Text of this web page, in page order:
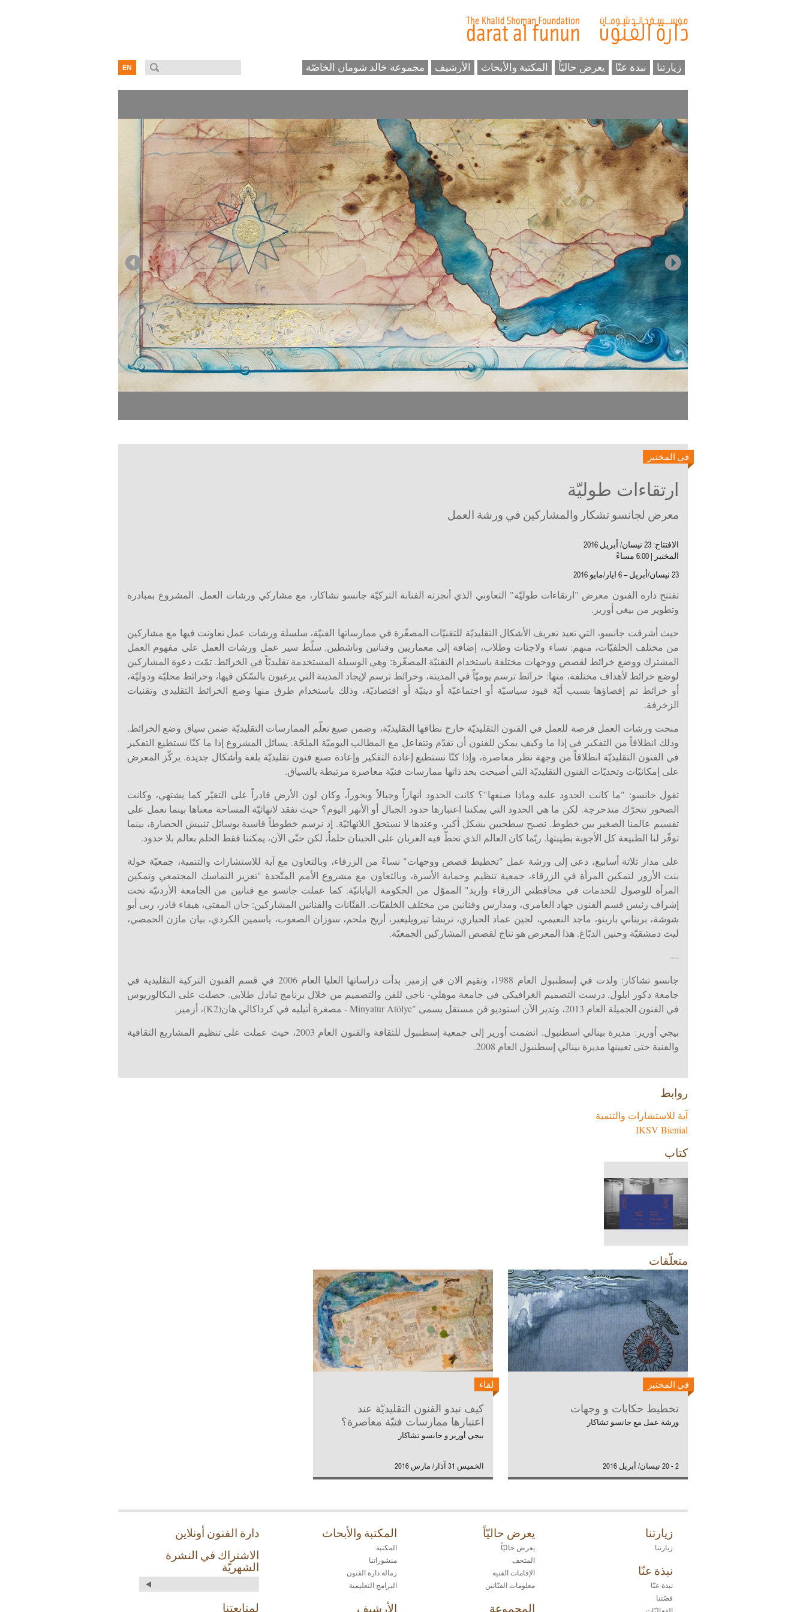
زيارتنا نبذة عنّا يعرض حاليّاً المكتبة والأبحاث الأرشيف مجموعة خالد شومان الخاصّة
أحمد سلامة، GTA
جانب من المعرض
في المختبر
ارتقاءات طوليّة
معرض لجانسو تشكار والمشاركين في ورشة العمل
الافتتاح: 23 نيسان/ أبريل 2016
المختبر | 6:00 مساءً
23 نيسان/أبريل – 6 ايار/مايو 2016
تفتتح دارة الفنون معرض "ارتقاءات طوليّة" التعاوني الذي أنجزته الفنانة التركيّة جانسو تشاكار، مع مشاركي ورشات العمل. المشروع بمبادرة
وتطوير من بيغي أورير.
حيث أشرفت جانسو، التي تعيد تعريف الأشكال التقليديّة للتقنيّات المصغّرة في ممارساتها الفنيّة، سلسلة ورشات عمل تعاونت فيها مع مشاركين
من مختلف الخلفيّات، منهم: نساء ولاجئات وطلاب، إضافة إلى معماريين وفنانين وناشطين. سلّط سير عمل ورشات العمل على مفهوم العمل
المشترك ووضع خرائط لقصص ووجهات مختلفة باستخدام التقنيّة المصغّرة: وهي الوسيلة المستخدمة تقليديّاً في الخرائط. تمّت دعوة المشاركين
لوضع خرائط لأهداف مختلفة، منها: خرائط ترسم يوميّاً في المدينة، وخرائط ترسم لإيجاد المدينة التي يرغبون بالسّكن فيها، وخرائط محليّة ودوليّة،
أو خرائط تم إقصاؤها بسبب أيّة قيود سياسيّة أو اجتماعيّة أو دينيّة أو اقتصاديّة، وذلك باستخدام طرق منها وضع الخرائط التقليدي وتقنيات
الزخرفة.
منحت ورشات العمل فرصة للعمل في الفنون التقليديّة خارج نطاقها التقليديّة، وضمن صيغ تعلّم الممارسات التقليديّة ضمن سياق وضع الخرائط.
وذلك انطلاقاً من التفكير في إذا ما وكيف يمكن للفنون أن تقدّم وتتفاعل مع المطالب اليوميّة الملحّة. يسائل المشروع إذا ما كنّا نستطيع التفكير
في الفنون التقليديّة انطلاقاً من وجهة نظر معاصرة، وإذا كنّا نستطيع إعادة التفكير وإعادة صنع فنون تقليديّة بلغة وأشكال جديدة. يركّز المعرض
على إمكانيّات وتحديّات الفنون التقليديّة التي أصبحت بحد ذاتها ممارسات فنيّة معاصرة مرتبطة بالسياق.
تقول جانسو: "ما كانت الحدود عليه وماذا صنعها"؟ كانت الحدود أنهاراً وجبالاً وبحوراً، وكان لون الأرض قادراً على التغيّر كما يشتهي، وكانت
الصخور تتحرّك متدحرجة. لكن ما هي الحدود التي يمكننا اعتبارها حدود الجبال أو الأنهر اليوم؟ حيث تفقد لانهائيّة المساحة معناها بينما نعمل على
تقسيم عالمنا الصغير بين خطوط. نصبح سطحيين بشكل أكبر، وعندها لا نستحق اللانهائيّة. إذ نرسم خطوطاً قاسية بوسائل تنبيش الحضارة، بينما
توفّر لنا الطبيعة كل الأجوبة بطيبتها. ربّما كان العالم الذي تحطّ فيه الغربان على الحيتان حلماً، لكن حتّى الآن، يمكننا فقط الحلم بعالم بلا حدود.
على مدار ثلاثة أسابيع، دعي إلى ورشة عمل "تخطيط قصص ووجهات" نساءً من الزرقاء، وبالتعاون مع آية للاستشارات والتنمية، جمعيّة خولة
بنت الأزور لتمكين المرأة في الزرقاء، جمعية تنظيم وحماية الأسرة، وبالتعاون مع مشروع الأمم المتّحدة "تعزيز التماسك المجتمعي وتمكين
المرأة للوصول للخدمات في محافظتي الزرقاء وإربد" المموّل من الحكومة اليابانيّة. كما عملت جانسو مع فنانين من الجامعة الأردنيّة تحت
إشراف رئيس قسم الفنون جهاد العامري، ومدارس وفنانين من مختلف الخلفيّات. الفنّانات والفنانين المشاركين: جان المفتي، هيفاء قادر، ربى أبو
شوشة، بريتاني بارينو، ماجد النعيمي، لجين عماد الحياري، تريشا تيرويليغير، أريج ملحم، سوزان الصعوب، ياسمين الكردي، بيان مازن الحمصي،
ليث دمشقيّة وحنين الدبّاغ. هذا المعرض هو نتاج لقصص المشاركين الجمعيّة.
---
جانسو تشاكار: ولدت في إسطنبول العام 1988، وتقيم الان في إزمير. بدأت دراساتها العليا العام 2006 في قسم الفنون التركية التقليدية في
جامعة دكوز ايلول. درست التصميم الغرافيكي في جامعة موهلي- ناجي للفن والتصميم من خلال برنامج تبادل طلابي. حصلت على البكالوريوس
في الفنون الجميلة العام 2013، وتدير الآن استوديو فن مستقل يسمى "Minyatür Atölye - مصغرة أتيليه في كرداكالي هان(K2)، أزمير.
بيجي أورير: مديرة بينالي اسطنبول. انضمت أورير إلى جمعية إسطنبول للثقافة والفنون العام 2003، حيث عملت على تنظيم المشاريع الثقافية
والفنية حتى تعيينها مديرة بينالي إسطنبول العام 2008.
روابط
آية للاستشارات والتنمية
IKSV Bienial
كتاب
متعلّقات
في المختبر
تخطيط حكايات و وجهات
ورشة عمل مع جانسو تشاكار
2 - 20 نيسان/ أبريل 2016
لقاء
كيف تبدو الفنون التقليديّة عند
اعتبارها ممارسات فنيّة معاصرة؟
بيجي أورير و جانسو تشاكار
الخميس 31 آذار/ مارس 2016
زيارتنا
زيارتنا
نبذة عنّا
نبذة عنّا
قصّتنا
يعرض حاليّاً
يعرض حاليّاً
المتحف
الإقامات الفنية
معلومات الفنّانين
المجموعة
المكتبة والأبحاث
المكتبة
منشوراتنا
زمالة دارة الفنون
البرامج التعليمية
الأرشيف
دارة الفنون أونلاين
الاشتراك في النشرة
الشهريّة
لمتابعتنا